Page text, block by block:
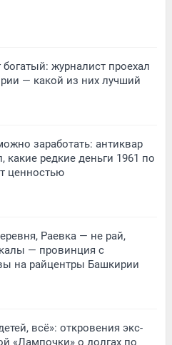
журналист проехал
— какой из них лучший
заработать: антиквар
какие редкие деньги 1961 по
ценностью
Раевка — не рай,
— провинция с
на райцентры Башкирии
всё»: откровения экс-
«Лампочки» о долгах по